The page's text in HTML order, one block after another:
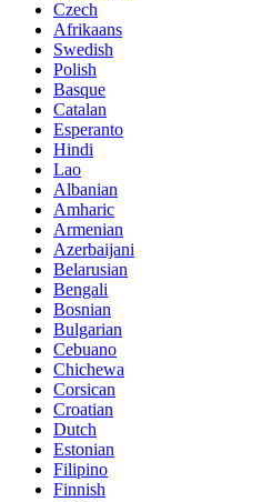
Czech
Afrikaans
Swedish
Polish
Basque
Catalan
Esperanto
Hindi
Lao
Albanian
Amharic
Armenian
Azerbaijani
Belarusian
Bengali
Bosnian
Bulgarian
Cebuano
Chichewa
Corsican
Croatian
Dutch
Estonian
Filipino
Finnish